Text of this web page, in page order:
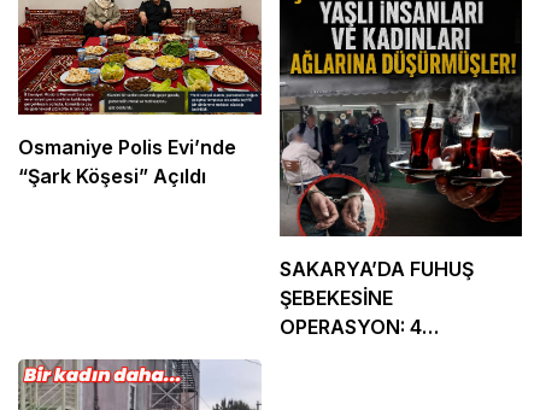
Osmaniye Polis Evi’nde
“Şark Köşesi” Açıldı
SAKARYA’DA FUHUŞ
ŞEBEKESİNE
OPERASYON: 4